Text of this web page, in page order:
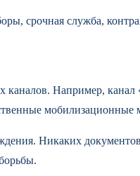
срочная служба,
Например,
Никаких